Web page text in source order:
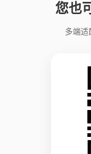
您也
多端适